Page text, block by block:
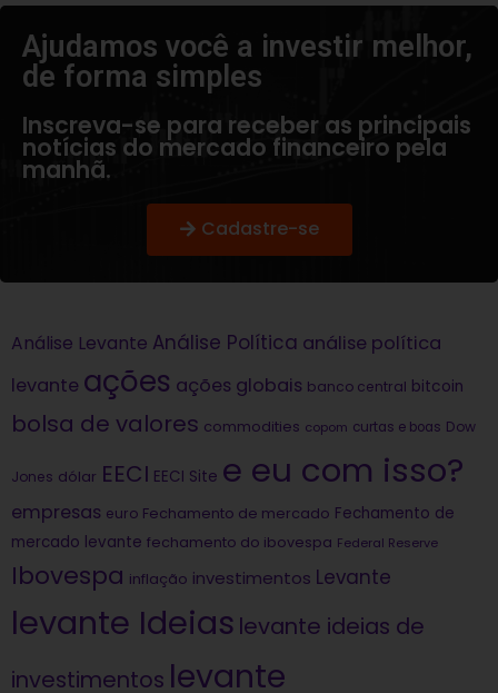
Ajudamos você a investir melhor,
de forma simples​
Inscreva-se para receber as principais
notícias do mercado financeiro pela
manhã.
Cadastre-se
Análise Levante Análise Política análise política
levante ações ações globais banco central bitcoin
bolsa de valores commodities copom curtas e boas Dow
Jones dólar EECI EECI Site e eu com isso?
empresas euro Fechamento de mercado Fechamento de
mercado levante fechamento do ibovespa Federal Reserve
Ibovespa inflação investimentos Levante
levante Ideias levante ideias de
investimentos levante